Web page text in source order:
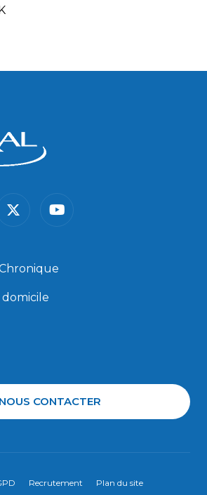
twitter youtube
domicile
NOUS CONTACTER
Recrutement Plan du site